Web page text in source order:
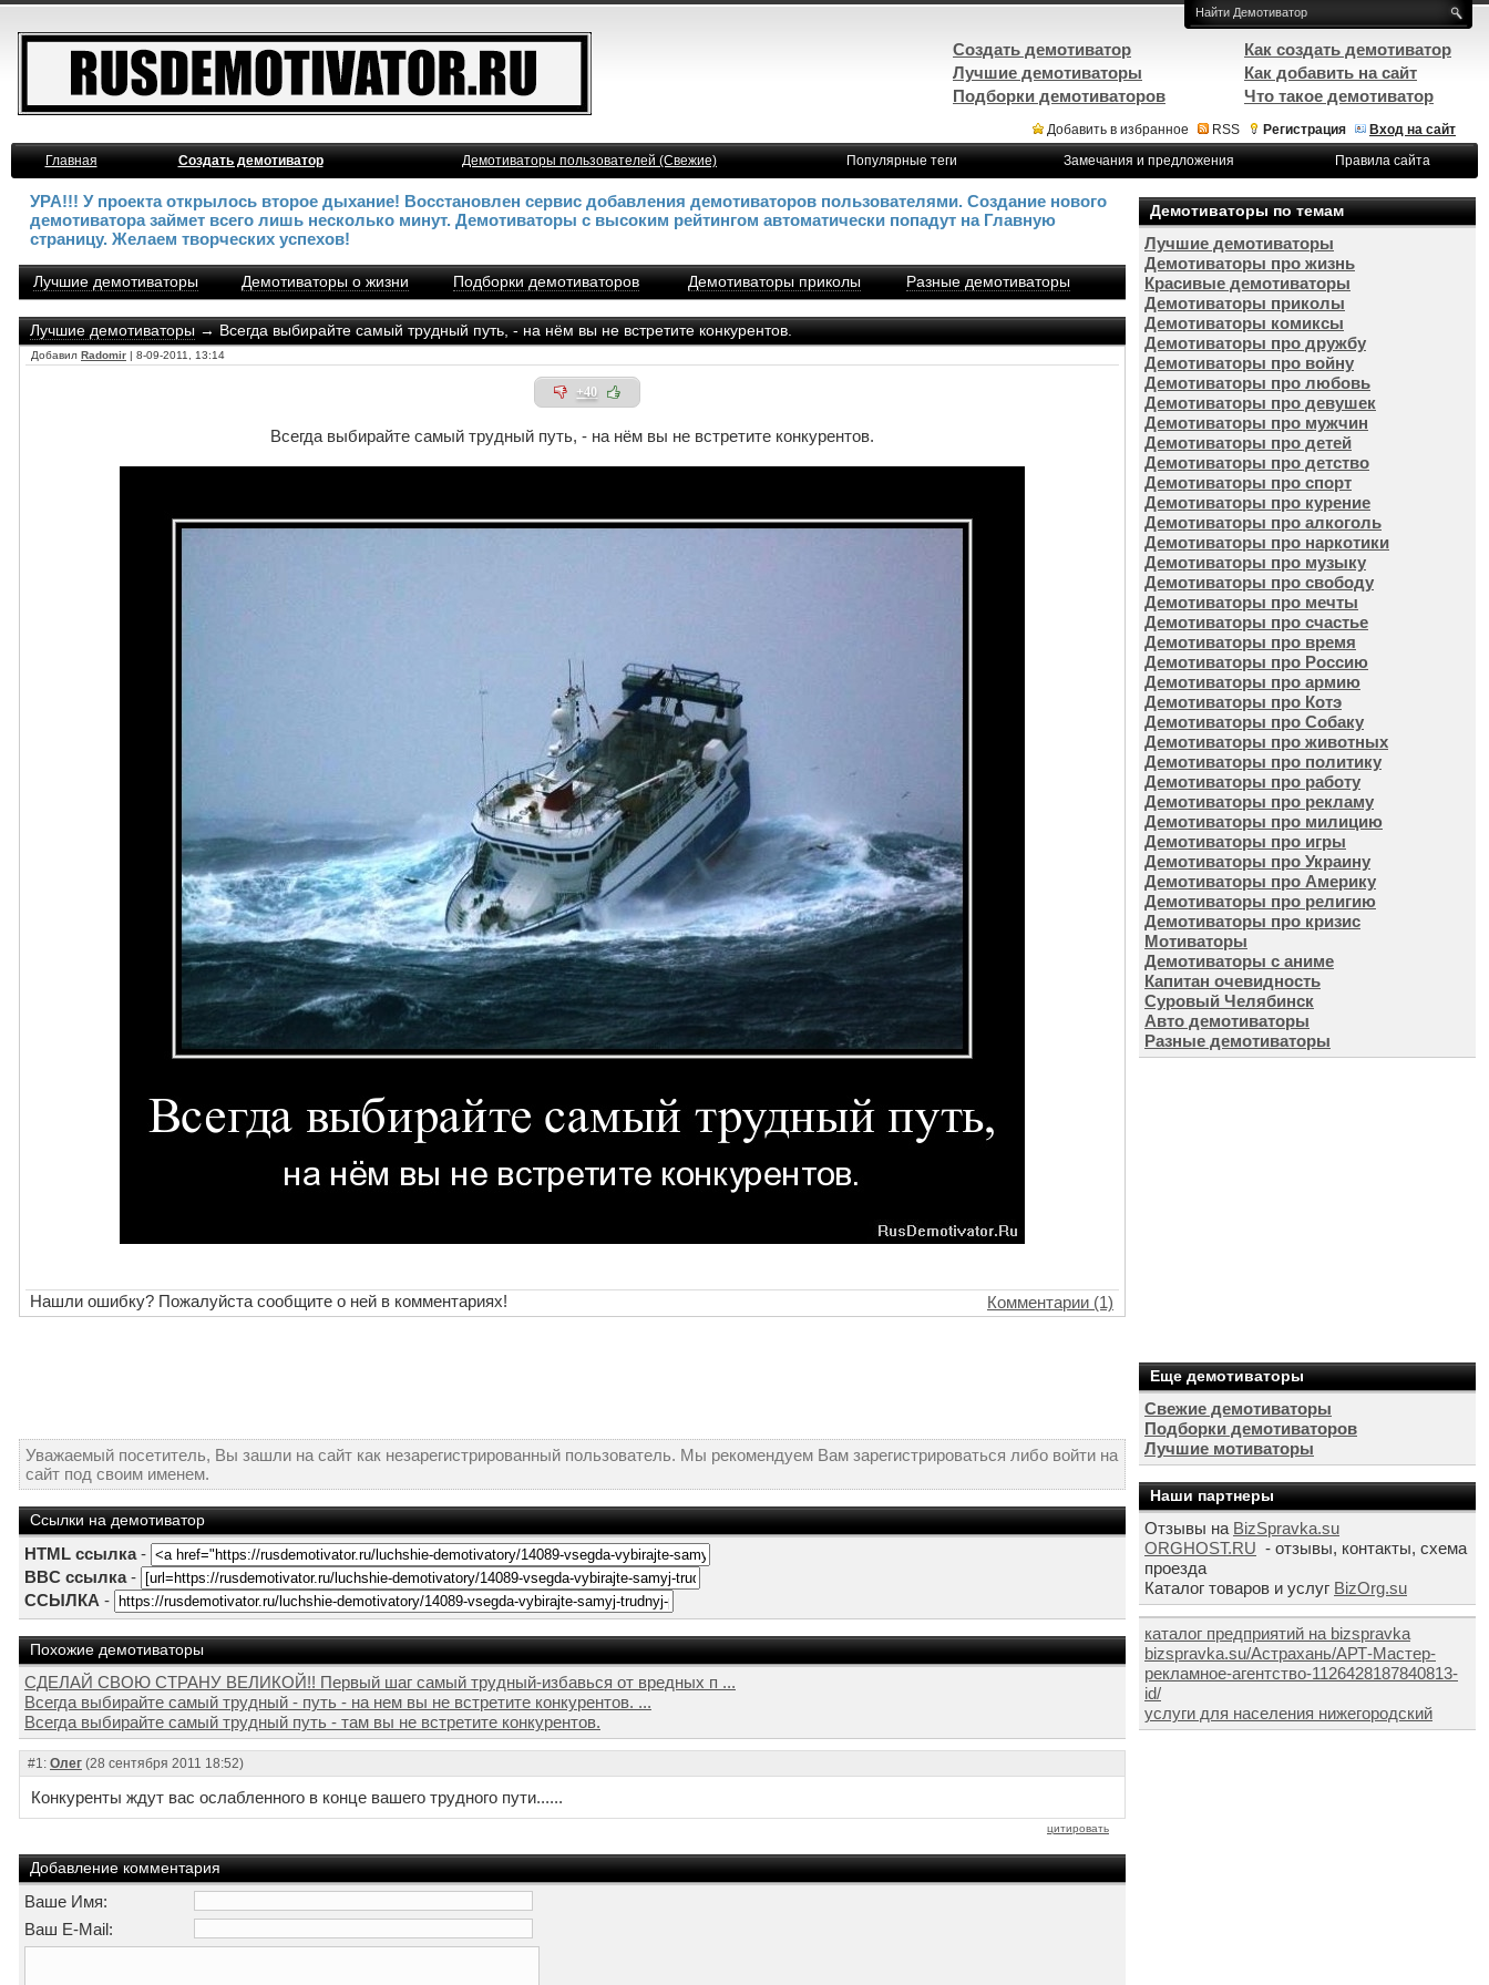
Добавить в избранное RSS Регистрация
Вход на сайт
Главная
Создать демотиватор Демотиваторы пользователей (Свежие) Популярные теги Замечания и предложения Правила сайта
УРА!!! У проекта открылось второе дыхание! Восстановлен сервис добавления демотиваторов пользователями. Создание нового
демотиватора займет всего лишь несколько минут. Демотиваторы с высоким рейтингом автоматически попадут на Главную
страницу. Желаем творческих успехов!
Лучшие демотиваторы Демотиваторы о жизни Подборки демотиваторов Демотиваторы приколы Разные демотиваторы
Лучшие демотиваторы→ Всегда выбирайте самый трудный путь, - на нём вы не встретите конкурентов.
Добавил Radomir | 8-09-2011, 13:14
+40
Всегда выбирайте самый трудный путь, - на нём вы не встретите конкурентов.
Нашли ошибку? Пожалуйста сообщите о ней в комментариях! Комментарии (1)
Уважаемый посетитель, Вы зашли на сайт как незарегистрированный пользователь. Мы рекомендуем Вам зарегистрироваться либо войти на
сайт под своим именем.
Ссылки на демотиватор
HTML ссылка-
BBC ссылка-
ССЫЛКА -
Похожие демотиваторы
СДЕЛАЙ СВОЮ СТРАНУ ВЕЛИКОЙ!! Первый шаг самый трудный-избавься от вредных п ...
Всегда выбирайте самый трудный - путь - на нем вы не встретите конкурентов. ...
Всегда выбирайте самый трудный путь - там вы не встретите конкурентов.
#1: Олег (28 сентября 2011 18:52)
Конкуренты ждут вас ослабленного в конце вашего трудного пути......
цитировать
Добавление комментария
Ваше Имя:
Ваш E-Mail:
Демотиваторы по темам
Лучшие демотиваторы
Демотиваторы про жизнь
Красивые демотиваторы
Демотиваторы приколы
Демотиваторы комиксы
Демотиваторы про дружбу
Демотиваторы про войну
Демотиваторы про любовь
Демотиваторы про девушек
Демотиваторы про мужчин
Демотиваторы про детей
Демотиваторы про детство
Демотиваторы про спорт
Демотиваторы про курение
Демотиваторы про алкоголь
Демотиваторы про наркотики
Демотиваторы про музыку
Демотиваторы про свободу
Демотиваторы про мечты
Демотиваторы про счастье
Демотиваторы про время
Демотиваторы про Россию
Демотиваторы про армию
Демотиваторы про Котэ
Демотиваторы про Собаку
Демотиваторы про животных
Демотиваторы про политику
Демотиваторы про работу
Демотиваторы про рекламу
Демотиваторы про милицию
Демотиваторы про игры
Демотиваторы про Украину
Демотиваторы про Америку
Демотиваторы про религию
Демотиваторы про кризис
Мотиваторы
Демотиваторы с аниме
Капитан очевидность
Суровый Челябинск
Авто демотиваторы
Разные демотиваторы
Еще демотиваторы
Свежие демотиваторы
Подборки демотиваторов
Лучшие мотиваторы
Наши партнеры
Отзывы на BizSpravka.su
ORGHOST.RU - отзывы, контакты, схема
проезда
Каталог товаров и услуг BizOrg.su
каталог предприятий на bizspravka
bizspravka.su/Астрахань/АРТ-Мастер-
рекламное-агентство-1126428187840813-
id/
услуги для населения нижегородский
Создать демотиватор
Лучшие демотиваторы
Подборки демотиваторов
Как создать демотиватор
Как добавить на сайт
Что такое демотиватор